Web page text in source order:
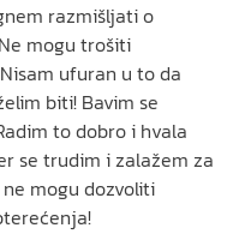
razmišljati o
mogu trošiti
ufuran u to da
biti! Bavim se
to dobro i hvala
se trudim i zalažem za
mogu dozvoliti